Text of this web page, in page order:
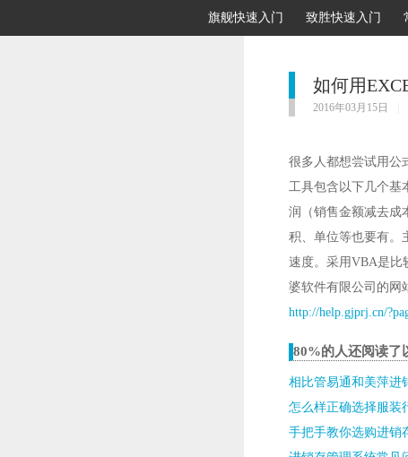
旗舰快速入门 致胜快速入门
如何用
2016年03月15日
很多人都想尝试用公
工具包含以下几个基
润（销售金额减去成
积、单位等也要有。
速度。采用VBA是比
婆软件有限公司的网
http://help.gjprj.cn/
80%的人还阅读了
相比管易通和美萍进
怎么样正确选择服装
手把手教你选购进销